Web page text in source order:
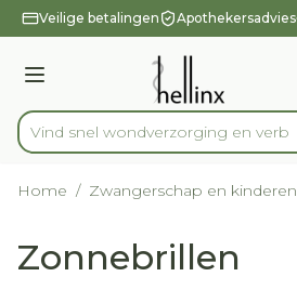
Ga naar de inhoud
1 van 1
Veilige betalingen Apothekersadvies
Menu
Product, merk, categorie...
Vind snel wondverzorging en
Home / Zwangerschap en kinderen
Zonnebrillen